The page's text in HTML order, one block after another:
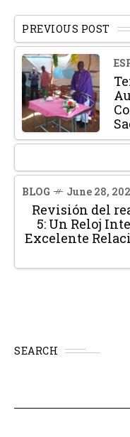
PREVIOUS POST
BLOG June 28,
Revisión del
5: Un Reloj
Excelente
SEARCH